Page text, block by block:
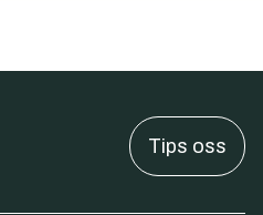
Tips oss